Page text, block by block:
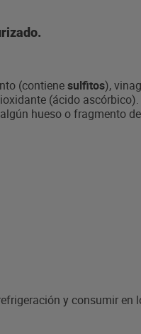
(contienesulfitos),
(ácido ascórbico).
hueso o fragmento de
y consumir en